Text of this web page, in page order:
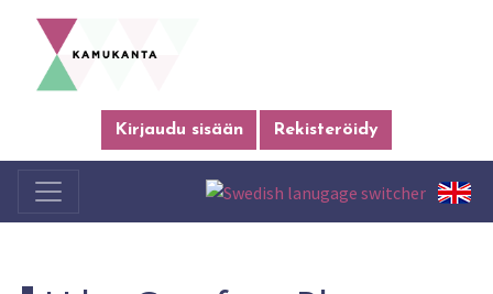
Kirjaudu sisään Rekisteröidy